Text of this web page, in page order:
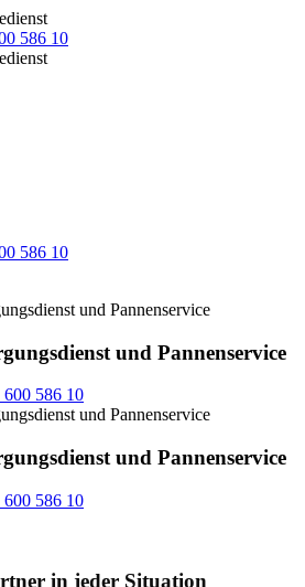
586 10
586 10
und Pannenservice
586 10
und Pannenservice
586 10
in jeder Situation